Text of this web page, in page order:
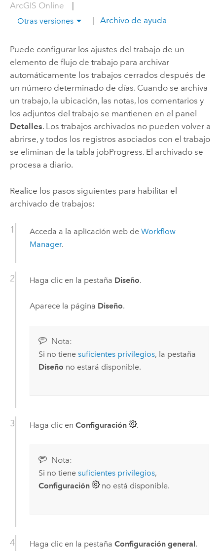
ArcGIS Online
Otras versiones Archivo de ayuda
Puede configurar los ajustes del trabajo de un
elemento de flujo de trabajo para archivar
automáticamente los trabajos cerrados después de
un número determinado de días. Cuando se archiva
un trabajo, la ubicación, las notas, los comentarios y
los adjuntos del trabajo se mantienen en el panel
Detalles. Los trabajos archivados no pueden volver a
abrirse, y todos los registros asociados con el trabajo
se eliminan de la tabla jobProgress. El archivado se
procesa a diario.
Realice los pasos siguientes para habilitar el
archivado de trabajos:
Acceda a la aplicación web de Workflow
Manager.
Haga clic en la pestaña Diseño.
Aparece la página Diseño.
Nota:
Si no tiene suficientes privilegios, la pestaña
Diseño no estará disponible.
Haga clic en Configuración .
Nota:
Si no tiene suficientes privilegios,
Configuración
no está disponible.
Haga clic en la pestaña Configuración general .